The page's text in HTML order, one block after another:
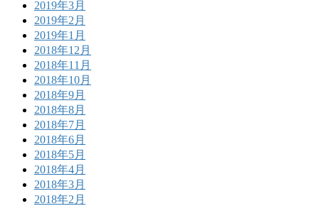
2019年3月
2019年2月
2019年1月
2018年12月
2018年11月
2018年10月
2018年9月
2018年8月
2018年7月
2018年6月
2018年5月
2018年4月
2018年3月
2018年2月